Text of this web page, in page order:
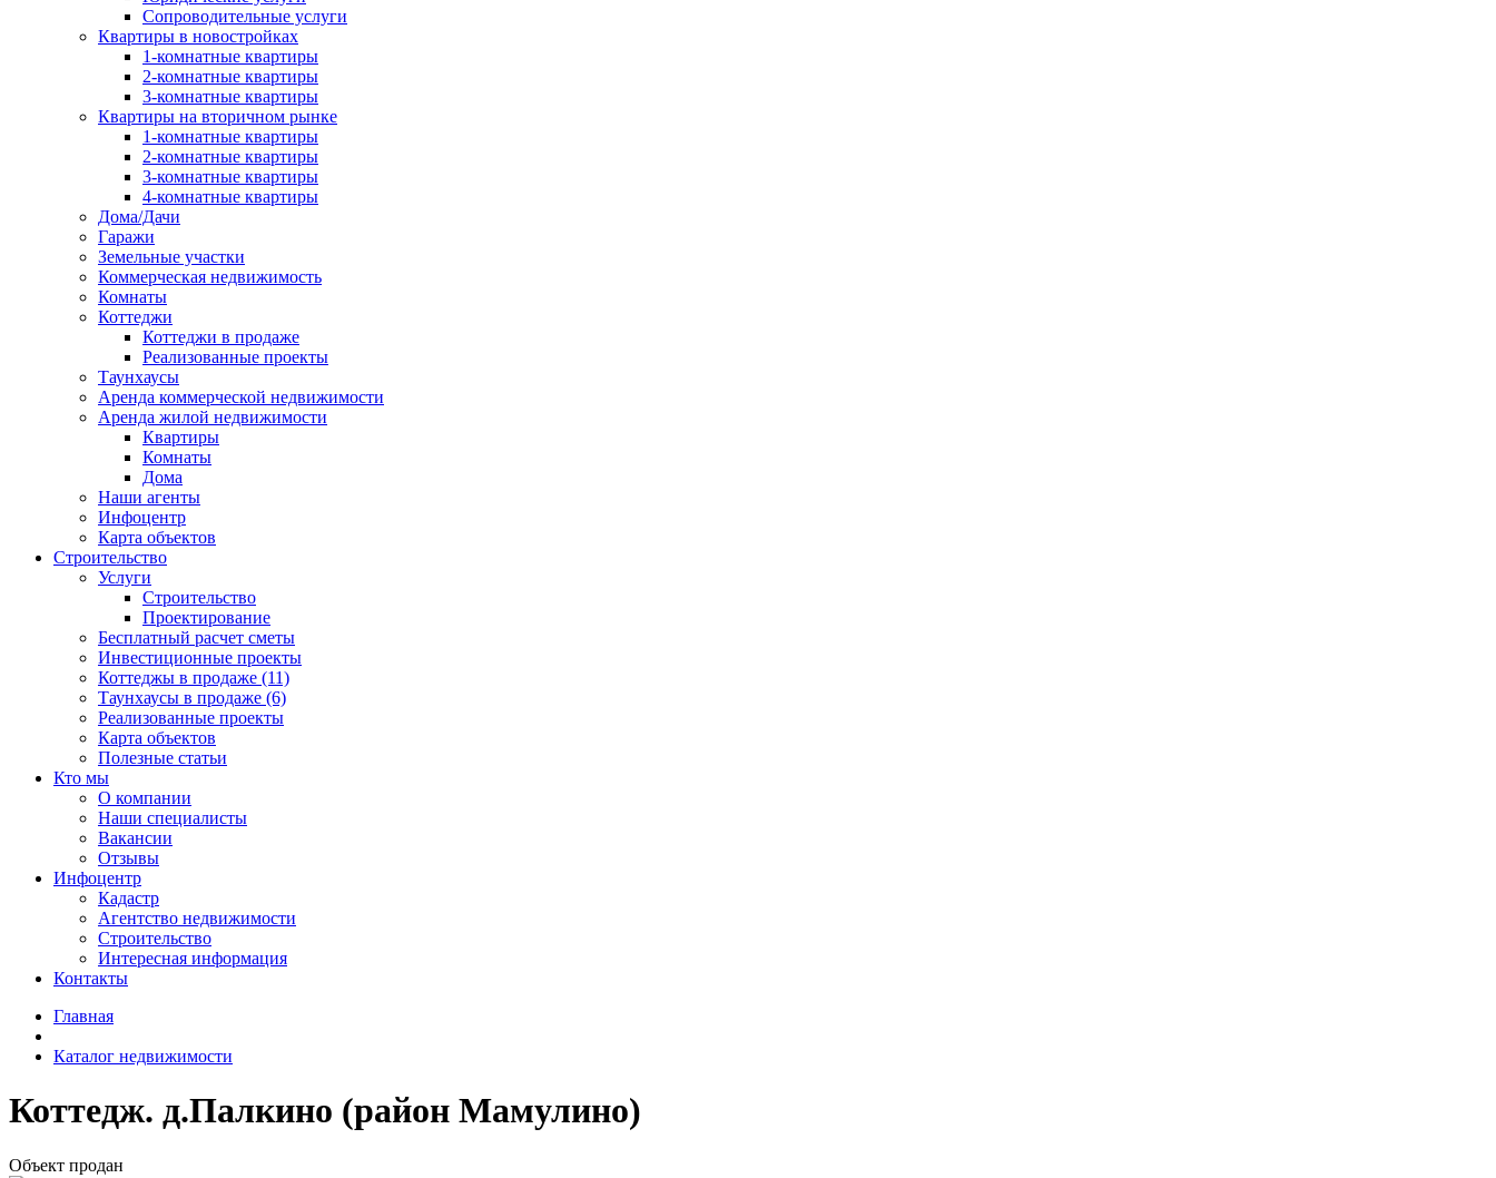
Сопроводительные услуги
Квартиры в новостройках
1-комнатные квартиры
2-комнатные квартиры
3-комнатные квартиры
Квартиры на вторичном рынке
1-комнатные квартиры
2-комнатные квартиры
3-комнатные квартиры
4-комнатные квартиры
Дома/Дачи
Гаражи
Земельные участки
Коммерческая недвижимость
Комнаты
Коттеджи
Коттеджи в продаже
Реализованные проекты
Таунхаусы
Аренда коммерческой недвижимости
Аренда жилой недвижимости
Квартиры
Комнаты
Дома
Наши агенты
Инфоцентр
Карта объектов
Строительство
Услуги
Строительство
Проектирование
Бесплатный расчет сметы
Инвестиционные проекты
Коттеджы в продаже (11)
Таунхаусы в продаже (6)
Реализованные проекты
Карта объектов
Полезные статьи
Кто мы
О компании
Наши специалисты
Вакансии
Отзывы
Инфоцентр
Кадастр
Агентство недвижимости
Строительство
Интересная информация
Контакты
Главная
Каталог недвижимости
Коттедж. д.Палкино (район Мамулино)
Объект продан